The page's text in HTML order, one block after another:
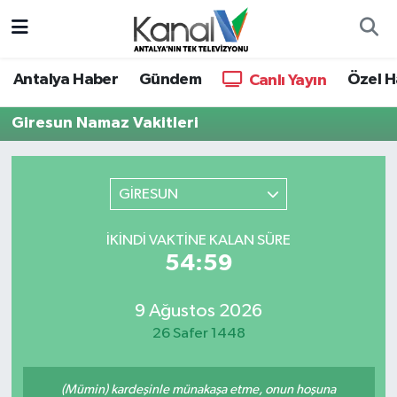
Antalya Haber Gündem Canlı Yayın Özel
Giresun Namaz Vakitleri
GİRESUN
İKINDI VAKTINE KALAN SÜRE
54:59
9 Ağustos 2026
26 Safer 1448
(Mümin) kardeşinle münakaşa etme, onun hoşuna
Antalya Haber
Dünya
Ekonomi
Günün Manşetleri
Haber Kuşakları
Hava Durumu
Trafik Durumu
Süper Lig Puan Durumu ve Fikstür
Tüm Manşetler